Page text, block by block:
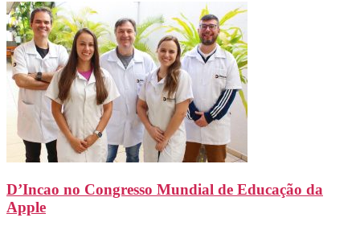
D’Incao no Congresso Mundial de Educação da
Apple